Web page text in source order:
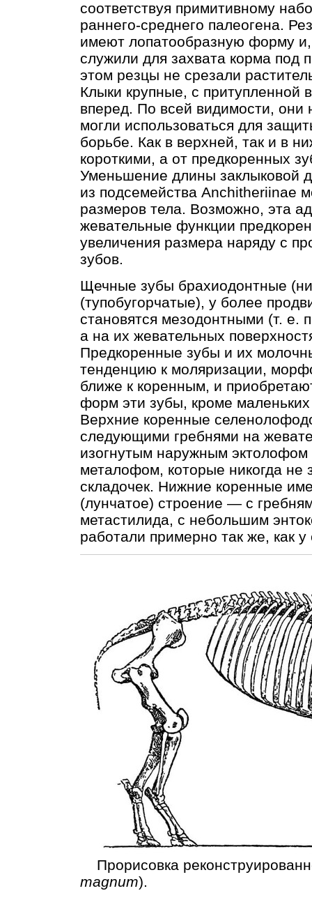
соответствуя примитивному
раннего-среднего палеогена.
имеют лопатообразную форму
служили для захвата корма
этом резцы не срезали
Клыки крупные, c
вперед. По всей видимости, они
могли использоваться для
борьбе. Как в верхней, так и в
короткими, а от предкоренных
Уменьшение длины заклыковой
из подсемейства Anchitheriinae
размеров тела. Возможно, эта
жевательные функции
увеличения размера наряду с
зубов.
Щечные зубы брахиодонтные
(тупобугорчатые), у более
становятся мезодонтными (т. е.
а на их жевательных
Предкоренные зубы и их
тенденцию к моляризации,
ближе к коренным, и
форм эти зубы, кроме
Верхние коренные
следующими гребнями на
изогнутым наружным
металофом, которые никогда не
складочек. Нижние коренные
(лунчатое) строение — с
метастилида, с небольшим
работали примерно так же, как
Прорисовка
magnum).